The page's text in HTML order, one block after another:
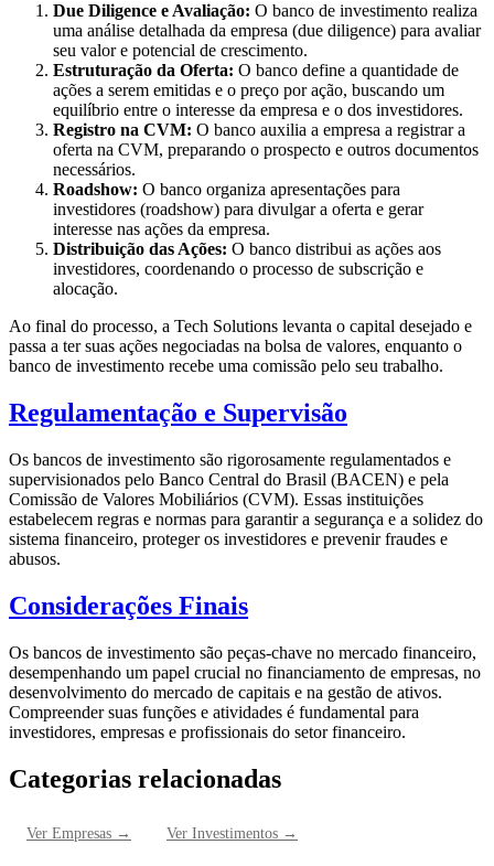
Due Diligence e Avaliação: O banco de investimento realiza
uma análise detalhada da empresa (due diligence) para avaliar
seu valor e potencial de crescimento.
Estruturação da Oferta: O banco define a quantidade de
ações a serem emitidas e o preço por ação, buscando um
equilíbrio entre o interesse da empresa e o dos investidores.
Registro na CVM: O banco auxilia a empresa a registrar a
oferta na CVM, preparando o prospecto e outros documentos
necessários.
Roadshow: O banco organiza apresentações para
investidores (roadshow) para divulgar a oferta e gerar
interesse nas ações da empresa.
Distribuição das Ações: O banco distribui as ações aos
investidores, coordenando o processo de subscrição e
alocação.
Ao final do processo, a Tech Solutions levanta o capital desejado e
passa a ter suas ações negociadas na bolsa de valores, enquanto o
banco de investimento recebe uma comissão pelo seu trabalho.
Regulamentação e Supervisão
Os bancos de investimento são rigorosamente regulamentados e
supervisionados pelo Banco Central do Brasil (BACEN) e pela
Comissão de Valores Mobiliários (CVM). Essas instituições
estabelecem regras e normas para garantir a segurança e a solidez do
sistema financeiro, proteger os investidores e prevenir fraudes e
abusos.
Considerações Finais
Os bancos de investimento são peças-chave no mercado financeiro,
desempenhando um papel crucial no financiamento de empresas, no
desenvolvimento do mercado de capitais e na gestão de ativos.
Compreender suas funções e atividades é fundamental para
investidores, empresas e profissionais do setor financeiro.
Categorias relacionadas
Ver Empresas → Ver Investimentos →